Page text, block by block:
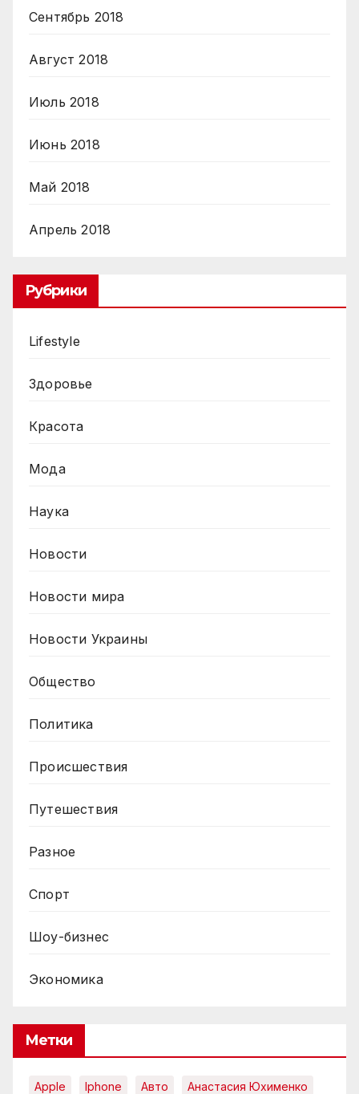
Сентябрь 2018
Август 2018
Июль 2018
Июнь 2018
Май 2018
Апрель 2018
Рубрики
Lifestyle
Здоровье
Красота
Мода
Наука
Новости
Новости мира
Новости Украины
Общество
Политика
Происшествия
Путешествия
Разное
Спорт
Шоу-бизнес
Экономика
Метки
Apple Iphone Авто Анастасия Юхименко